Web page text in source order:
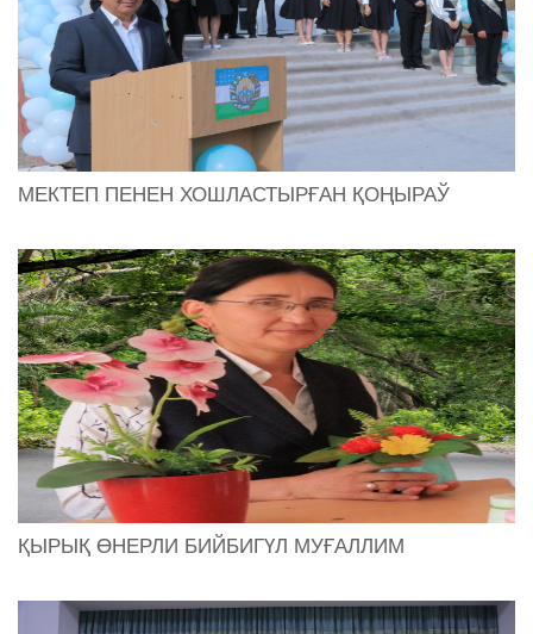
МЕКТЕП ПЕНЕН ХОШЛАСТЫРҒАН ҚОҢЫРАЎ
ҚЫРЫҚ ӨНЕРЛИ БИЙБИГҮЛ МУҒАЛЛИМ